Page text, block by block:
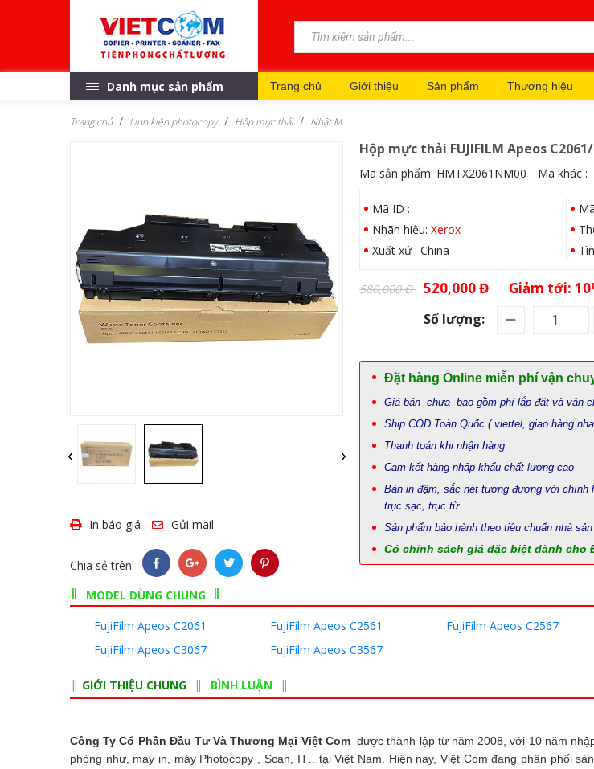
Danh mục sản phẩm Trang chủ Giới thiệu Sản phẩm Thương hiệu
Trang chủ Linh kiện photocopy Hộp mực thải Nhật M
‹ ›
In báo giá Gửi mail
Chia sẻ trên:
Hộp mực thải FUJIFILM Apeos
Mã sản phẩm: HMTX2061NM00 Mã khác :
Mã ID :
Nhãn hiệu: Xerox
Xuất xứ : China
580,000 Đ 520,000 Đ Giảm tới:
Số lượng:
Đặt hàng Online miễn phí vận
Giá bán chưa bao gồm phí lắp đặt và vận
Ship COD Toàn Quốc ( viettel, giao hàng
Thanh toán khi nhận hàng
Cam kết hàng nhập khẩu chất lượng cao
Bản in đậm, sắc nét tương đương với chính
trục sạc, trục từ
Sản phẩm bảo hành theo tiêu chuẩn nhà
Có chính sách giá đặc biệt dành cho
MODEL DÙNG CHUNG
FujiFilm Apeos C2061
FujiFilm Apeos C2561 FujiFilm Apeos C2567
FujiFilm Apeos C3067
FujiFilm Apeos C3567
GIỚI THIỆU CHUNG BÌNH LUẬN
Công Ty Cổ Phần Đầu Tư Và Thương Mại Việt Comđược thành lập từ năm 2008, với 10 năm
phòng như, máy in, máy Photocopy , Scan, IT…tại Việt Nam. Hiện nay, Việt Com đang phân phối